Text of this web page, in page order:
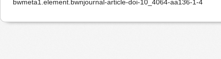
bwmeta1.element.bwnjournal-article-doi-10_4064-aa136-1-4